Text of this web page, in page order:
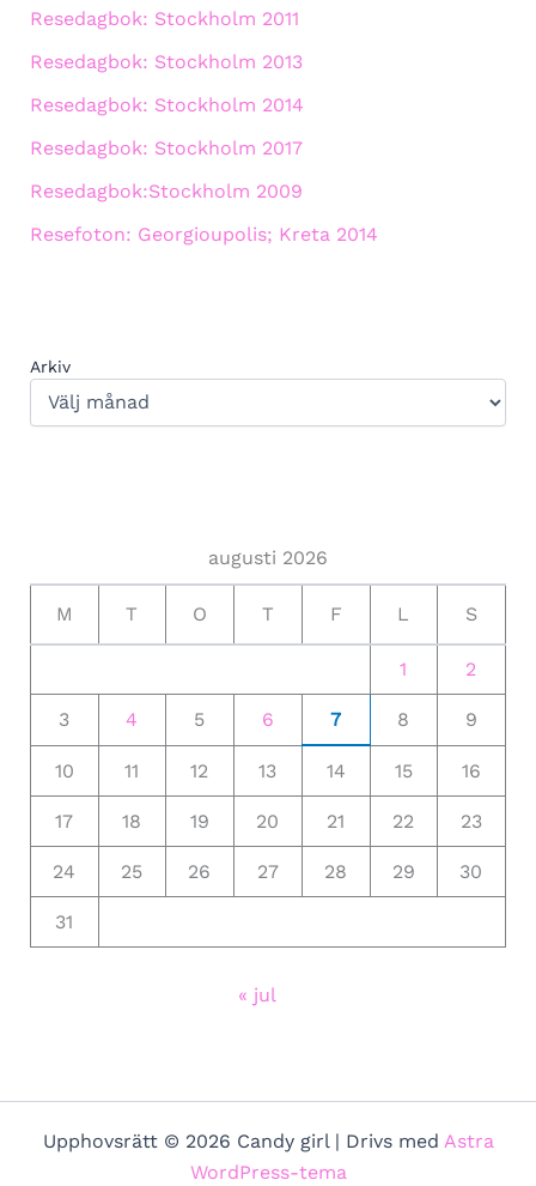
Resedagbok: Stockholm 2011
Resedagbok: Stockholm 2013
Resedagbok: Stockholm 2014
Resedagbok: Stockholm 2017
Resedagbok:Stockholm 2009
Resefoton: Georgioupolis; Kreta 2014
Arkiv
augusti 2026
M T O T F L S
1 2
3 4 5 6 7 8 9
10 11 12 13 14 15 16
17 18 19 20 21 22 23
24 25 26 27 28 29 30
31
« jul
Upphovsrätt © 2026 Candy girl | Drivs med Astra
WordPress-tema